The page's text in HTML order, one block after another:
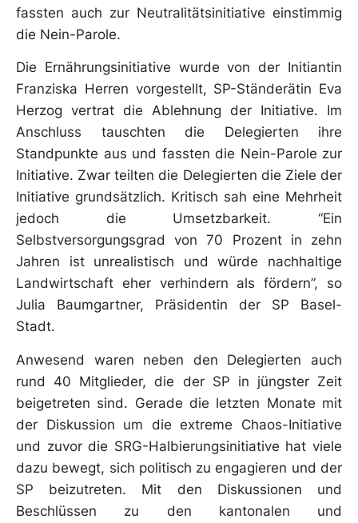
fassten auch zur Neutralitätsinitiative einstimmig
die Nein-Parole.
Die Ernährungsinitiative wurde von der Initiantin
Franziska Herren vorgestellt, SP-Ständerätin Eva
Herzog vertrat die Ablehnung der Initiative. Im
Anschluss tauschten die Delegierten ihre
Standpunkte aus und fassten die Nein-Parole zur
Initiative. Zwar teilten die Delegierten die Ziele der
Initiative grundsätzlich. Kritisch sah eine Mehrheit
jedoch die Umsetzbarkeit. “Ein
Selbstversorgungsgrad von 70 Prozent in zehn
Jahren ist unrealistisch und würde nachhaltige
Landwirtschaft eher verhindern als fördern”, so
Julia Baumgartner, Präsidentin der SP Basel-
Stadt.
Anwesend waren neben den Delegierten auch
rund 40 Mitglieder, die der SP in jüngster Zeit
beigetreten sind. Gerade die letzten Monate mit
der Diskussion um die extreme Chaos-Initiative
und zuvor die SRG-Halbierungsinitiative hat viele
dazu bewegt, sich politisch zu engagieren und der
SP beizutreten. Mit den Diskussionen und
Beschlüssen zu den kantonalen und